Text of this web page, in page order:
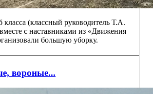
класса (классный руководитель Т.А.
с наставниками из «Движения
большую уборку.
вороные...